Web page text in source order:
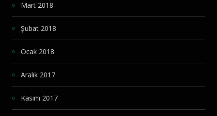
Mart 2018
Şubat 2018
Ocak 2018
Aralık 2017
Kasım 2017